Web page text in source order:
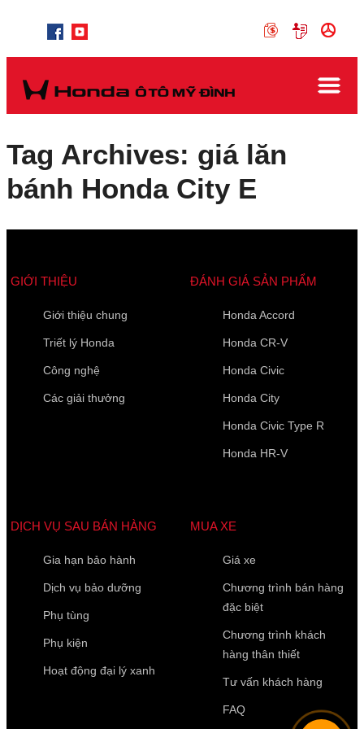
Tag Archives: giá lăn
bánh Honda City E
GIỚI THIỆU
Giới thiệu chung
Triết lý Honda
Công nghệ
Các giải thưởng
ĐÁNH GIÁ SẢN PHẨM
Honda Accord
Honda CR-V
Honda Civic
Honda City
Honda Civic Type R
Honda HR-V
DỊCH VỤ SAU BÁN HÀNG
Gia hạn bảo hành
Dịch vụ bảo dưỡng
Phụ tùng
Phụ kiện
Hoạt động đại lý xanh
MUA XE
Giá xe
Chương trình bán hàng
đặc biệt
Chương trình khách
hàng thân thiết
Tư vấn khách hàng
FAQ
Các trường được đánh dấu*là bắt buộc
Loại xe muốn báo giá
Điện thoại di động*
10 của 10 Ký tự còn lại